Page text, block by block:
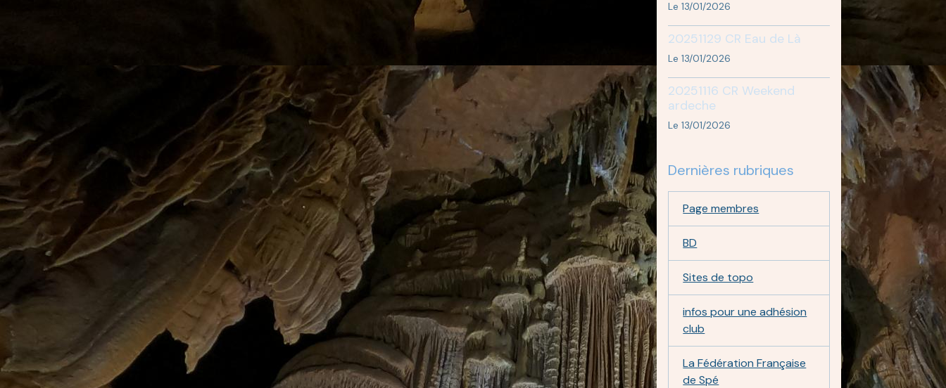
Le 13/01/2026
20251129 CR Eau de Là
Le 13/01/2026
20251116 CR Weekend
ardeche
Le 13/01/2026
Dernières rubriques
Page membres
BD
Sites de topo
infos pour une adhésion
club
La Fédération Française
de Spé